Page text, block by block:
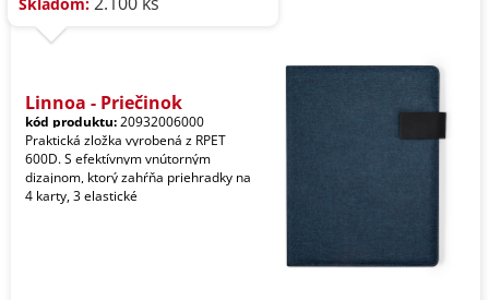
Linnoa - Priečinok
kód produktu:20932006000
Praktická zložka vyrobená z RPET
600D. S efektívnym vnútorným
dizajnom, ktorý zahŕňa priehradky na
4 karty, 3 elastické